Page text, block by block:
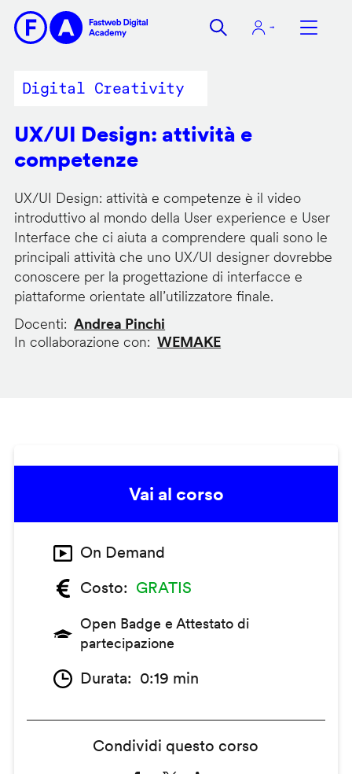
contenuto
Digital Creativity
UX/UI Design: attività e
competenze
UX/UI Design: attività e competenze è il video
introduttivo al mondo della User experience e User
Interface che ci aiuta a comprendere quali sono le
principali attività che uno UX/UI designer dovrebbe
conoscere per la progettazione di interfacce e
piattaforme orientate all’utilizzatore finale.
Docenti
Andrea Pinchi
In collaborazione con
WEMAKE
Vai al corso
On Demand
Costo
GRATIS
Open Badge e Attestato di
partecipazione
Durata 0:19 min
Condividi questo corso